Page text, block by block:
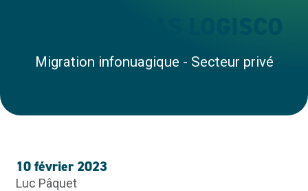
Migration infonuagique - Secteur privé
10 février 2023
Luc Pâquet